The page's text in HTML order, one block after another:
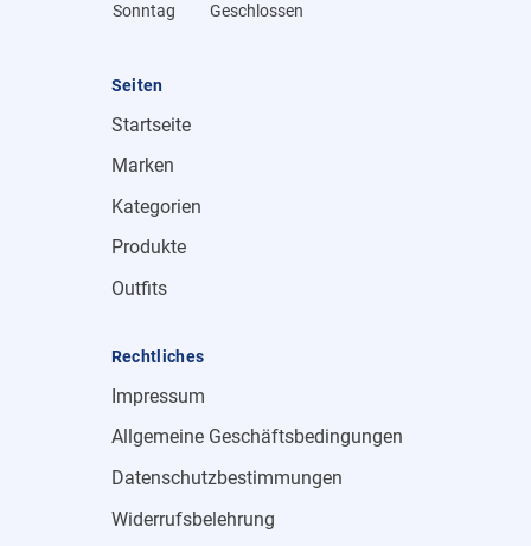
Sonntag
Geschlossen
Seiten
Startseite
Marken
Kategorien
Produkte
Outfits
Rechtliches
Impressum
Allgemeine Geschäftsbedingungen
Datenschutzbestimmungen
Widerrufsbelehrung